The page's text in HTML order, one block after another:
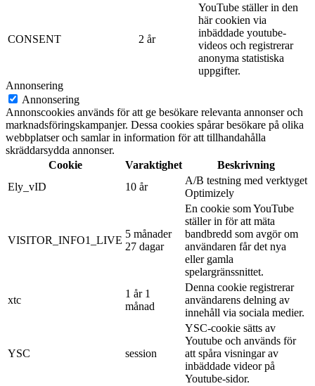
CONSENT 2 år
YouTube ställer in den
här cookien via
inbäddade youtube-
videos och registrerar
anonyma statistiska
uppgifter.
Annonsering
Annonsering
Annonscookies används för att ge besökare relevanta annonser och
marknadsföringskampanjer. Dessa cookies spårar besökare på olika
webbplatser och samlar in information för att tillhandahålla
skräddarsydda annonser.
Cookie
Varaktighet
Beskrivning
Ely_vID
10 år
A/B testning med verktyget
Optimizely
VISITOR_INFO1_LIVE
5 månader
27 dagar
En cookie som YouTube
ställer in för att mäta
bandbredd som avgör om
användaren får det nya
eller gamla
spelargränssnittet.
xtc
1 år 1
månad
Denna cookie registrerar
användarens delning av
innehåll via sociala medier.
YSC session
YSC-cookie sätts av
Youtube och används för
att spåra visningar av
inbäddade videor på
Youtube-sidor.